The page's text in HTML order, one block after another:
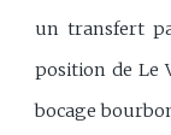
un transfert
position de Le
bocage